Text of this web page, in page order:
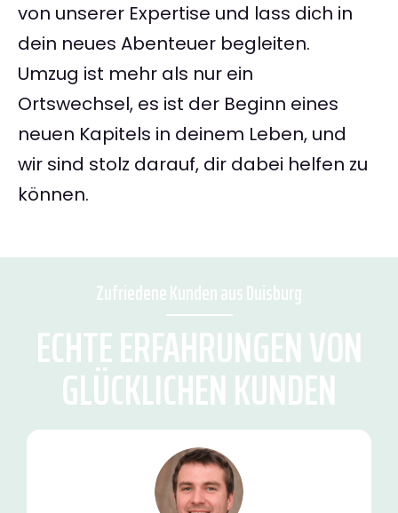
von unserer Expertise und lass dich in
dein neues Abenteuer begleiten.
Umzug ist mehr als nur ein
Ortswechsel, es ist der Beginn eines
neuen Kapitels in deinem Leben, und
wir sind stolz darauf, dir dabei helfen zu
können.
Zufriedene Kunden aus Duisburg
ECHTE ERFAHRUNGEN VON
GLÜCKLICHEN KUNDEN